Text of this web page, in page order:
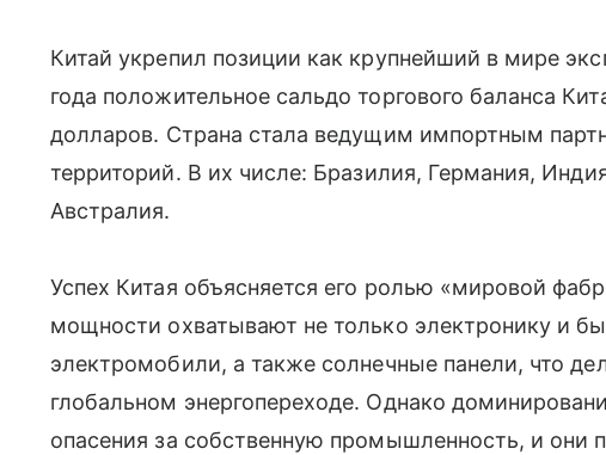
Китай укрепил позиции как крупнейший в мире
года положительное сальдо торгового баланса
долларов. Страна стала ведущим импортным
территорий. В их числе: Бразилия, Германия,
Австралия.
Успех Китая объясняется его ролью «мировой
мощности охватывают не только электронику и
электромобили, а также солнечные панели, что
глобальном энергопереходе. Однако
опасения за собственную промышленность, и они